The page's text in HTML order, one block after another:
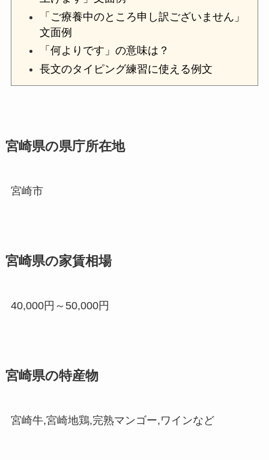
「ご療養中のところ申し訳ございません」
文面例
「何よりです」の意味は？
長文のタイピング練習に使える例文
宮崎県の県庁所在地
宮崎市
宮崎県の家賃相場
40,000円～50,000円
宮崎県の特産物
宮崎牛,宮崎地鶏,完熟マンゴー,ワインなど